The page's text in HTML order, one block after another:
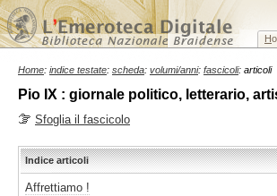
H
Home: indice testate: scheda: volumi/anni: fascicoli: articoli
Pio IX : giornale politico, letterario,
Sfoglia il fascicolo
Indice articoli
Affrettiamo !